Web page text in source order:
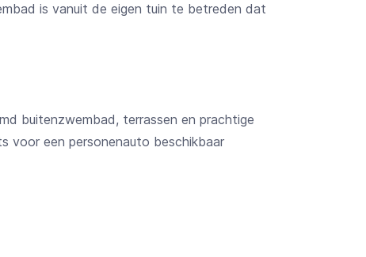
is vanuit de eigen tuin te betreden dat
buitenzwembad, terrassen en prachtige
voor een personenauto beschikbaar